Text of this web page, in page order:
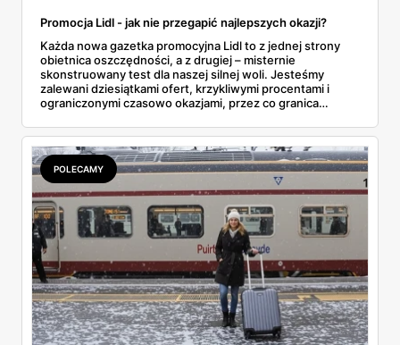
Promocja Lidl - jak nie przegapić najlepszych okazji?
Każda nowa gazetka promocyjna Lidl to z jednej strony
obietnica oszczędności, a z drugiej – misternie
skonstruowany test dla naszej silnej woli. Jesteśmy
zalewani dziesiątkami ofert, krzykliwymi procentami i
ograniczonymi czasowo okazjami, przez co granica
impulsywnym zakupem, którego później żałujemy, zaciera
się niemal całkowicie. Prawdziwa sztuka polega nie na
ślepym podążaniu za czerwonymi cenami, lecz na
wypracowaniu metody. W tym przewodniku nie
znajdziesz kolejnej, prostej listy przecenionych
produktów. Zamiast tego, zdemaskujemy mechanizmy
rządzące promocjami i pokażemy, jak wykorzystać je na
własną korzyść. Przeanalizujemy, jak aktualna oferta Lidl i
narzędzia takie jak aplikacja Lidl Plus mogą stać się
prawdziwym arsenałem w rękach świadomego
konsumenta, a nie tylko marketingową przynętą. Czas
zamienić chaos w strategię.
POLECAMY